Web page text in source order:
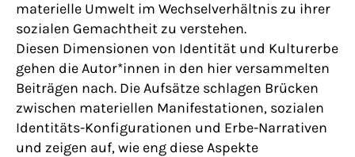
materielle Umwelt im Wechselverhältnis zu ihrer
sozialen Gemachtheit zu verstehen.
Diesen Dimensionen von Identität und Kulturerbe
gehen die Autor*innen in den hier versammelten
Beiträgen nach. Die Aufsätze schlagen Brücken
zwischen materiellen Manifestationen, sozialen
Identitäts-Konfigurationen und Erbe-Narrativen
und zeigen auf, wie eng diese Aspekte